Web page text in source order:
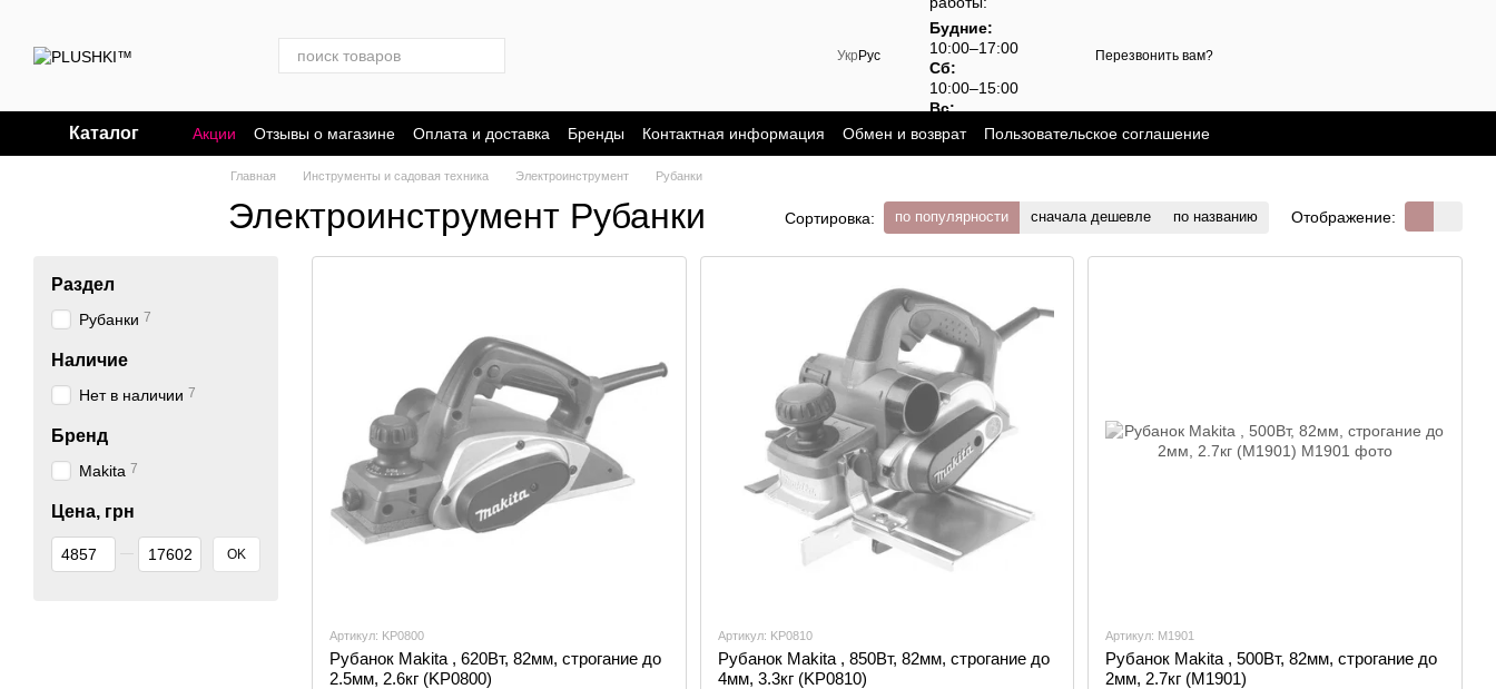
Укр Рус
Будние:
10:00–17:00
Сб:
10:00–15:00
Вс:
выходной
Перезвонить вам?
Каталог Акции Отзывы о магазине Оплата и доставка Бренды Контактная информация Обмен и возврат Пользовательское соглашение
Главная Инструменты и садовая техника Электроинструмент Рубанки
Электроинструмент Рубанки Сортировка: по популярности сначала дешевле по названию Отображение:
Артикул: KP0800
Рубанок Makita , 620Вт, 82мм, строгание до
2.5мм, 2.6кг (KP0800)
Артикул: KP0810
Рубанок Makita , 850Вт, 82мм, строгание до
4мм, 3.3кг (KP0810)
Артикул: M1901
Рубанок Makita , 500Вт, 82мм, строгание до
2мм, 2.7кг (M1901)
Раздел
Рубанки 7
Наличие
Нет в наличии 7
Бренд
Makita 7
Цена, грн
От Цена, грн
До Цена, грн OK